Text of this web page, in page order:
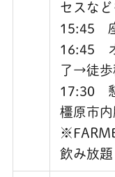
セスなど
15:45
16:45
了→徒歩
17:30
橿原市内
飲み放題